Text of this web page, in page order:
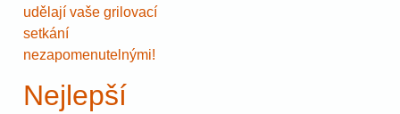
udělají vaše grilovací
setkání
nezapomenutelnými!
Nejlepší